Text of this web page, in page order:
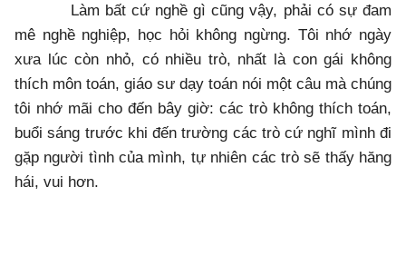
Làm bất cứ nghề gì cũng vậy, phải có sự đam
mê nghề nghiệp, học hỏi không ngừng. Tôi nhớ ngày
xưa lúc còn nhỏ, có nhiều trò, nhất là con gái không
thích môn toán, giáo sư dạy toán nói một câu mà chúng
tôi nhớ mãi cho đến bây giờ: các trò không thích toán,
buổi sáng trước khi đến trường các trò cứ nghĩ mình đi
gặp người tình của mình, tự nhiên các trò sẽ thấy hăng
hái, vui hơn.